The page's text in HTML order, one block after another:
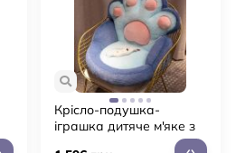
Крісло-подушка-
іграшка дитяче м'яке з
підігрівом "Тапа Лапка"